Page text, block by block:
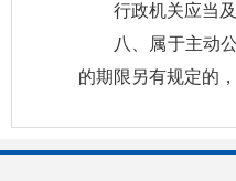
行政机关应当
八、属于主动
的期限另有规定的